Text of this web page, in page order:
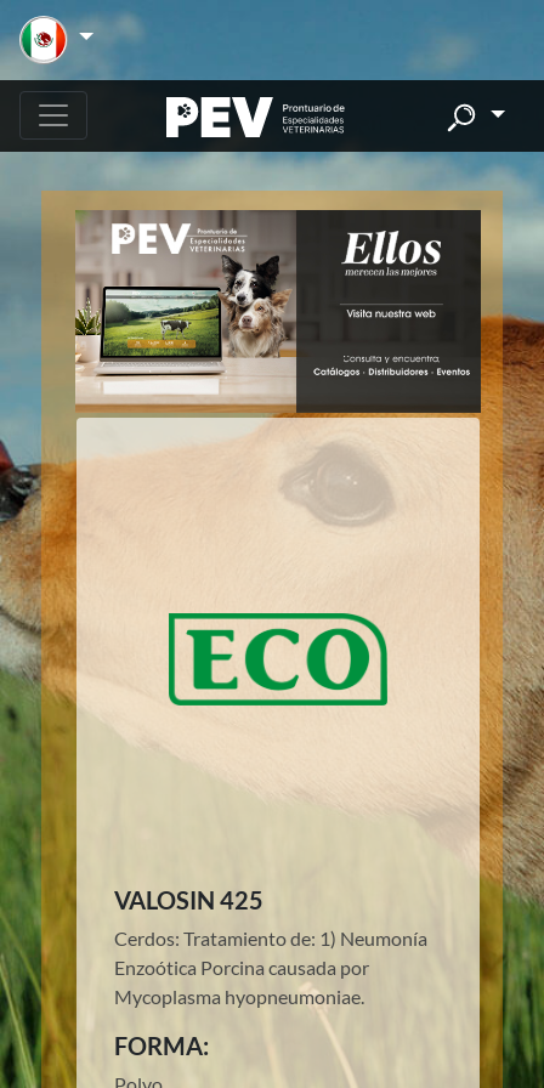
VALOSIN 425
Cerdos: Tratamiento de: 1) Neumonía
Enzoótica Porcina causada por
Mycoplasma hyopneumoniae.
FORMA: